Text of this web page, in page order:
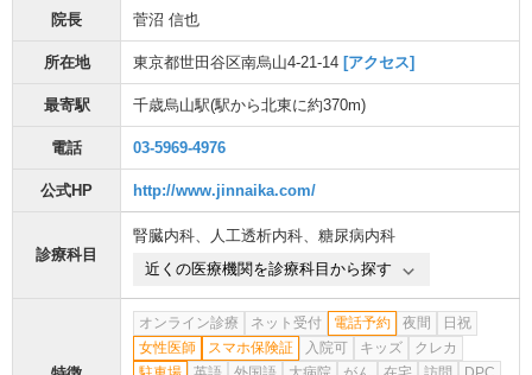
院長 菅沼 信也
所在地 東京都世田谷区南烏山4-21-14 [アクセス]
最寄駅 千歳烏山駅(駅から北東に約370m)
電話 03-5969-4976
公式HP http://www.jinnaika.com/
診療科目
腎臓内科、 人工透析内科、 糖尿病内科
近くの医療機関を診療科目から探す
オンライン診療 ネット受付 電話予約 夜間
日祝
女性医師
スマホ保険証 入院可 キッズ
クレカ